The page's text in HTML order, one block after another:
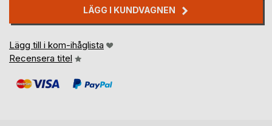
LÄGG I KUNDVAGNEN
Lägg till i kom-ihåglista
Recensera titel